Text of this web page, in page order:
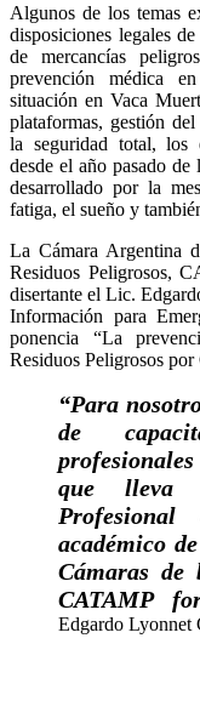
Algunos de los temas
disposiciones legales
de mercancías
prevención médica
situación en Vaca
plataformas, gestión
la seguridad total, los
desde el año pasado
desarrollado por la
fatiga, el sueño y
La Cámara Argentina
Residuos Peligrosos,
disertante el Lic.
Información para
ponencia “La
Residuos Peligrosos por
“Para
de
que lleva
académico
Cámaras de
CATAMP
Edgardo Lyonnet